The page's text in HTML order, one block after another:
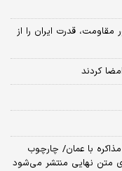
قدرت ایران را از
کردند
با عمان/ چارچوب
متن نهایی منتشر می‌شود